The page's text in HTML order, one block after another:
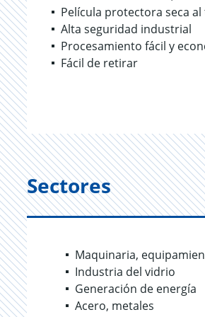
Película protectora seca
Alta seguridad industrial
Procesamiento fácil y
Fácil de retirar
Sectores
Maquinaria,
Industria del vidrio
Generación de energía
Acero, metales